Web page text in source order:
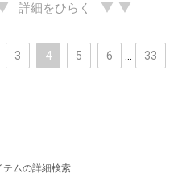
テムの詳細検索
詳細をひらく
3 4 5 6 33